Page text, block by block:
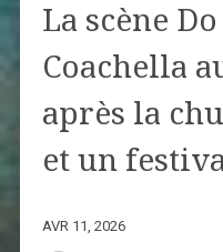
La scène
Coachella
après la
et un
AVR 11, 2026